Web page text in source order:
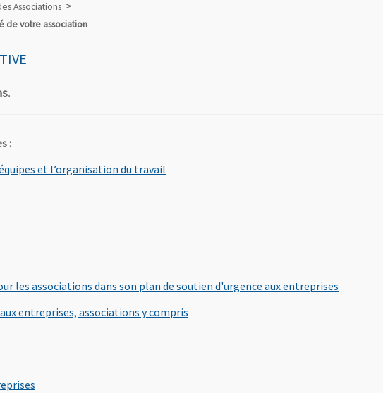
Associations
de votre association
:
et l’organisation du travail
les associations dans son plan de soutien d'urgence aux entreprises
entreprises, associations y compris